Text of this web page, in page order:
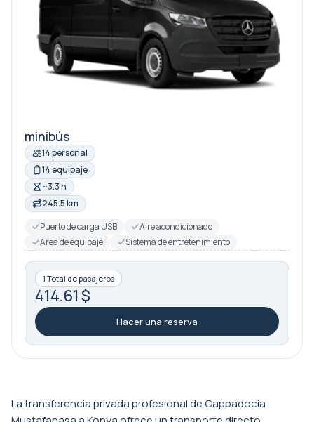
minibús
14 personal
14 equipaje
~3.3 h
245.5 km
Puerto de carga USB
Aire acondicionado
Área de equipaje
Sistema de entretenimiento
1 Total de pasajeros
414.61 $
Hacer una reserva
La transferencia privada profesional de Cappadocia